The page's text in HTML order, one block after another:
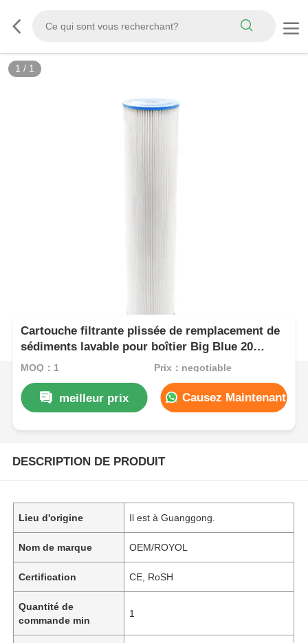
1 / 1
Cartouche filtrante plissée de remplacement de
sédiments lavable pour boîtier Big Blue 20
pouces pour toute la maison
MOQ：1 Prix：negotiable
meilleur prix Causez Maintenant
DESCRIPTION DE PRODUIT
Lieu d'origine Il est à Guanggong.
Nom de marque OEM/ROYOL
Certification CE, RoSH
Quantité de
commande min
1